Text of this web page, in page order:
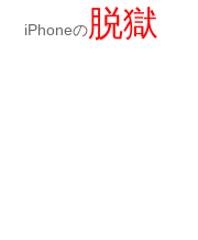
iPhoneの脱獄